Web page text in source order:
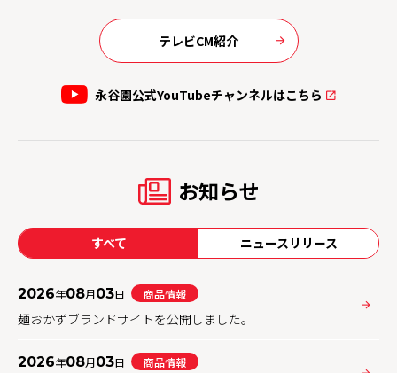
テレビCM紹介
永谷園公式YouTubeチャンネルはこちら
お知らせ
すべて ニュースリリース
2026年08月03日 商品情報
麺おかずブランドサイトを公開しました。
2026年08月03日 商品情報